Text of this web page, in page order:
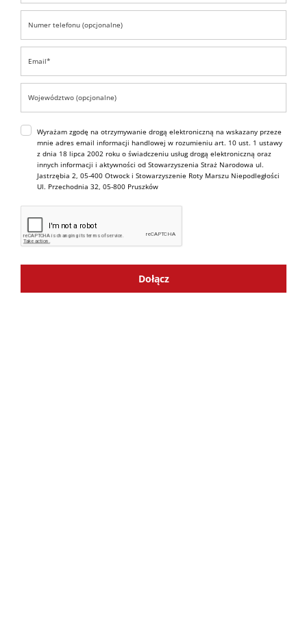
Wyrażam zgodę na otrzymywanie drogą elektroniczną na wskazany przeze
mnie adres email informacji handlowej w rozumieniu art. 10 ust. 1 ustawy
z dnia 18 lipca 2002 roku o świadczeniu usług drogą elektroniczną oraz
innych informacji i aktywności od Stowarzyszenia Straż Narodowa ul.
Jastrzębia 2, 05-400 Otwock i Stowarzyszenie Roty Marszu Niepodległości
Ul. Przechodnia 32, 05-800 Pruszków
Dołącz